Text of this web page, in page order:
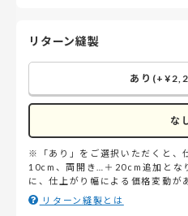
リターン縫製
あり
な
※「あり」をご選択いただくと、
10cm、両開き…＋20cm追加とな
に、仕上がり幅による価格変動が
リターン縫製とは